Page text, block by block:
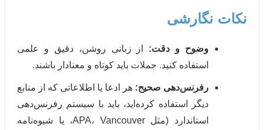
وضوح و دقت:از زبانی روشن، دقیق و علمی
استفاده کنید. جملات باید کوتاه و معنادار باشند.
رفرنس‌دهی صحیح:هر ادعا یا اطلاعاتی که از منابع
دیگر استفاده کرده‌اید، باید با سیستم رفرنس‌دهی
استاندارد (مثل APA، Vancouver، یا شیوه‌نامه